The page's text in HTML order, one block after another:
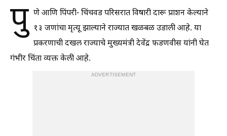
पु णे आणि पिंपरी- चिंचवड परिसरात विषारी दारू प्राशन केल्याने
१३ जणांचा मृत्यू झाल्याने राज्यात खळबळ उडाली आहे. या
प्रकरणाची दखल राज्याचे मुख्यमंत्री देवेंद्र फडणवीस यांनी घेत
गंभीर चिंता व्यक्त केली आहे.
ADVERTISEMENT